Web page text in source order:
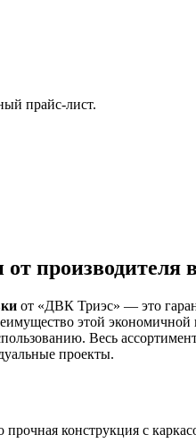
прайс-лист.
производителя
от «ДВК Триэс» — это
этой
Весь
проекты.
конструкция с